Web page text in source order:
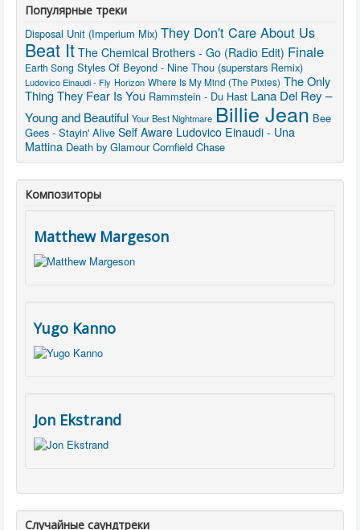
Популярные треки
Disposal Unit (Imperium Mix) They Don't Care About Us
Beat It The Chemical Brothers - Go (Radio Edit) Finale
Earth Song Styles Of Beyond - Nine Thou (superstars Remix)
Ludovico Einaudi - Fly Horizon Where Is My Mind (The Pixies) The Only
Thing They Fear Is You Rammstein - Du Hast Lana Del Rey –
Young and Beautiful Your Best Nightmare Billie Jean Bee
Gees - Stayin' Alive Self Aware Ludovico Einaudi - Una
Mattina Death by Glamour Cornfield Chase
Композиторы
Matthew Margeson
Yugo Kanno
Jon Ekstrand
Случайные саундтреки